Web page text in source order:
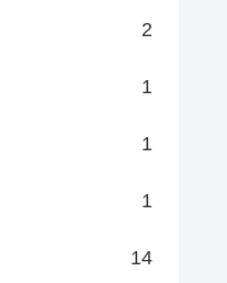
2
1
1
1
14